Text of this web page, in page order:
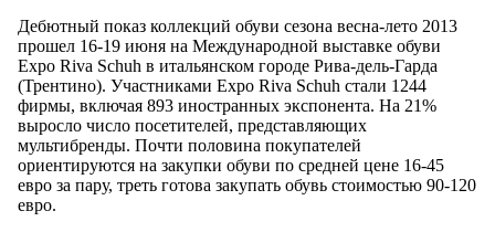
Дебютный показ коллекций обуви сезона весна-лето 2013
прошел 16-19 июня на Международной выставке обуви
Expo Riva Schuh в итальянском городе Рива-дель-Гарда
(Трентино). Участниками Expo Riva Schuh стали 1244
фирмы, включая 893 иностранных экспонента. На 21%
выросло число посетителей, представляющих
мультибренды. Почти половина покупателей
ориентируются на закупки обуви по средней цене 16-45
евро за пару, треть готова закупать обувь стоимостью 90-120
евро.